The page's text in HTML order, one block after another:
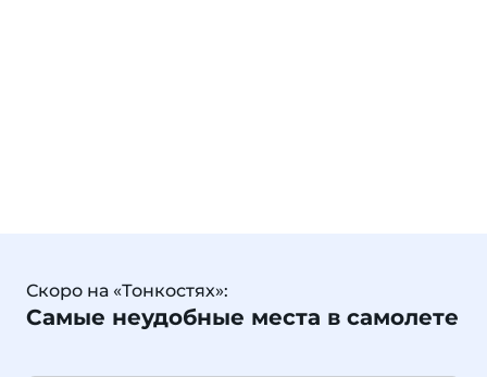
Скоро на «Тонкостях»:
Самые неудобные места в самолете